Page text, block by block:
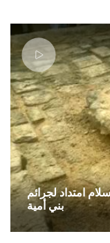
امتداد لجرائم
بني أمية